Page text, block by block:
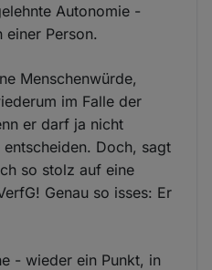
Autonomie -
einer Person.
Menschenwürde,
im Falle der
er darf ja nicht
Doch, sagt
so stolz auf eine
Genau so isses: Er
- wieder ein Punkt, in